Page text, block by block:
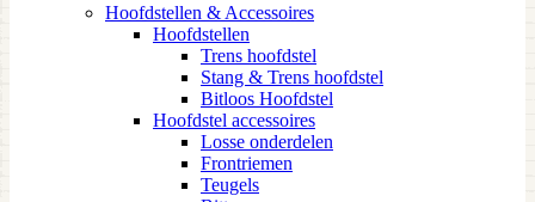
Hoofdstellen & Accessoires
Hoofdstellen
Trens hoofdstel
Stang & Trens hoofdstel
Bitloos Hoofdstel
Hoofdstel accessoires
Losse onderdelen
Frontriemen
Teugels